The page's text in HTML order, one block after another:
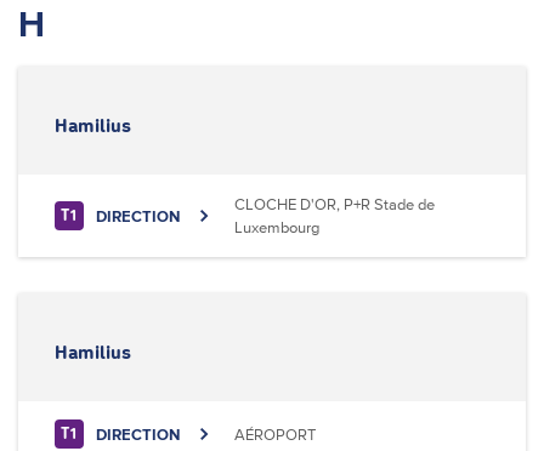
H
Hamilius
T1 DIRECTION
CLOCHE D'OR, P+R Stade de
Luxembourg
Hamilius
T1 DIRECTION AÉROPORT